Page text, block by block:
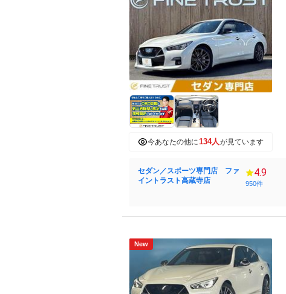
今あなたの他に134人が見ています
セダン／スポーツ専門店 ファ
イントラスト高蔵寺店
4.9
950件
New